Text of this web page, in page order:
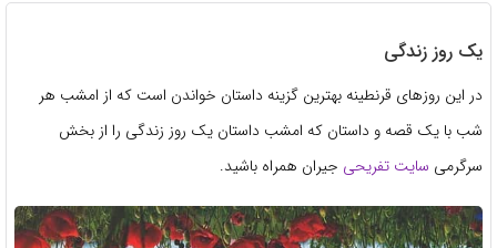
یک روز زندگی
در این روزهای قرنطینه بهترین گزینه داستان خواندن است که از امشب هر
شب با یک قصه و داستان که امشب داستان یک روز زندگی را از بخش
سرگرمی سایت تفریحی جیران همراه باشید.